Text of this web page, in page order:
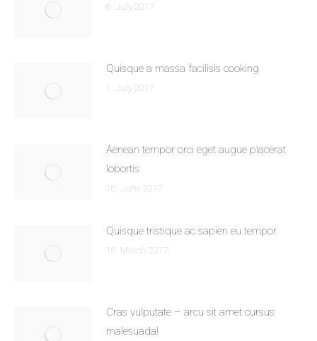
6. July 2017
Quisque a massa facilisis cooking
1. July 2017
Aenean tempor orci eget augue placerat
lobortis
16. June 2017
Quisque tristique ac sapien eu tempor
16. March 2017
Cras vulputate – arcu sit amet cursus
malesuada!